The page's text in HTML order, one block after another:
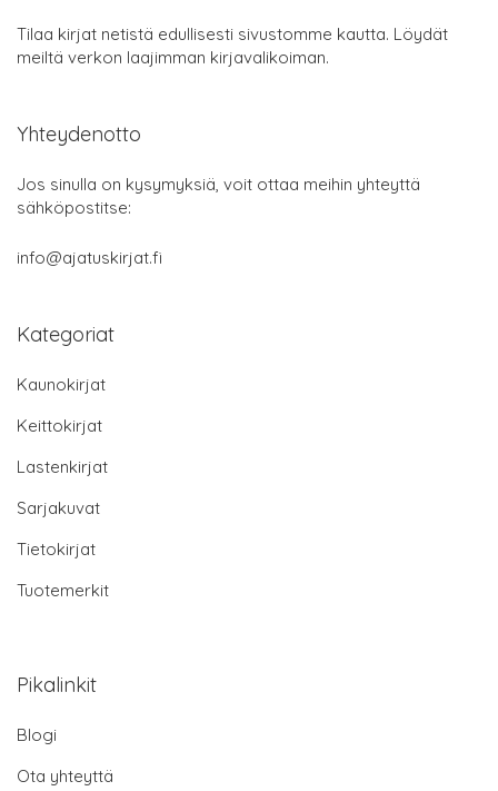
Tilaa kirjat netistä edullisesti sivustomme kautta. Löydät
meiltä verkon laajimman kirjavalikoiman.
Yhteydenotto
Jos sinulla on kysymyksiä, voit ottaa meihin yhteyttä
sähköpostitse:
info@ajatuskirjat.fi
Kategoriat
Kaunokirjat
Keittokirjat
Lastenkirjat
Sarjakuvat
Tietokirjat
Tuotemerkit
Pikalinkit
Blogi
Ota yhteyttä